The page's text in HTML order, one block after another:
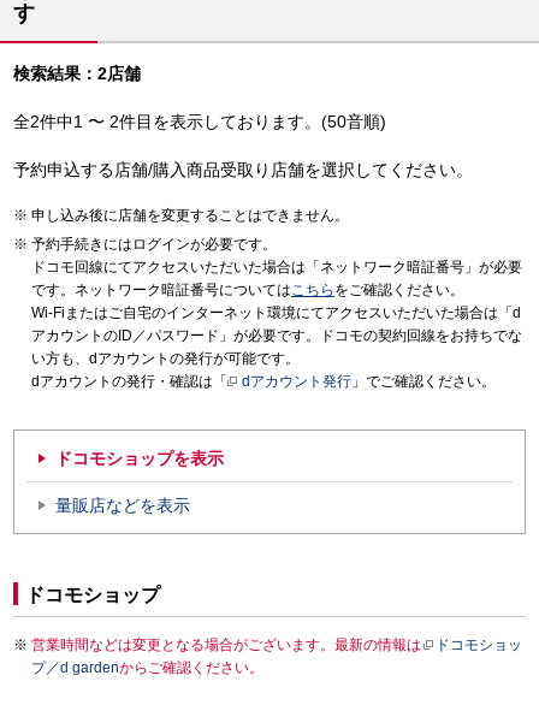
す
検索結果：2店舗
全2件中1 〜 2件目を表示しております。(50音順)
予約申込する店舗/購入商品受取り店舗を選択してください。
申し込み後に店舗を変更することはできません。
予約手続きにはログインが必要です。
ドコモ回線にてアクセスいただいた場合は「ネットワーク暗証番号」が必要
です。ネットワーク暗証番号についてはこちら をご確認ください。
Wi-Fiまたはご自宅のインターネット環境にてアクセスいただいた場合は「d
アカウントのID／パスワード」が必要です。ドコモの契約回線をお持ちでな
い方も、dアカウントの発行が可能です。
dアカウントの発行・確認は「
dアカウント発行 」でご確認ください。
ドコモショップを表示
量販店などを表示
ドコモショップ
営業時間などは変更となる場合がございます。最新の情報は
ドコモショッ
プ／d gardenからご確認ください。